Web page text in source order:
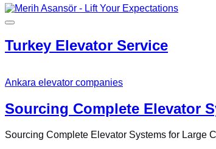
Turkey Elevator Service
Ankara elevator companies
Sourcing Complete Elevator
Sourcing Complete Elevator Systems for Large